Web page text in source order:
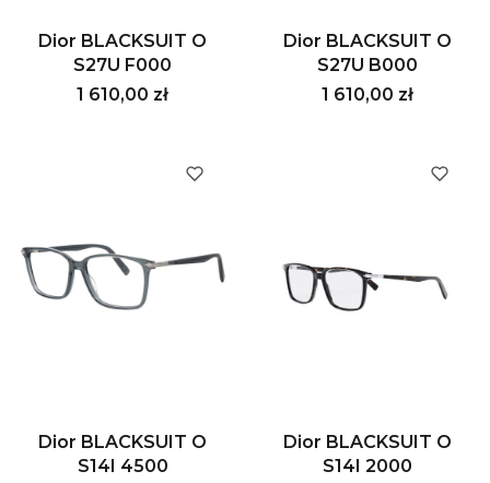
Dior BLACKSUIT O
S27U F000
Cena
1 610,00 zł
Dior BLACKSUIT O
S27U B000
Cena
1 610,00 zł
Dior BLACKSUIT O
S14I 4500
Dior BLACKSUIT O
S14I 2000